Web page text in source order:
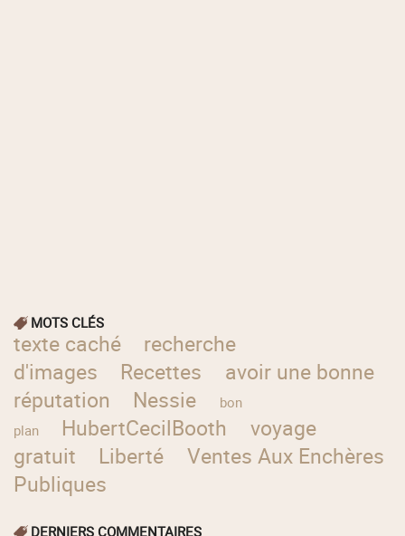
MOTS CLÉS
texte caché
recherche
d'images
Recettes
avoir une bonne
réputation
Nessie
bon
plan
HubertCecilBooth
voyage
gratuit
Liberté
Ventes Aux Enchères
Publiques
DERNIERS COMMENTAIRES